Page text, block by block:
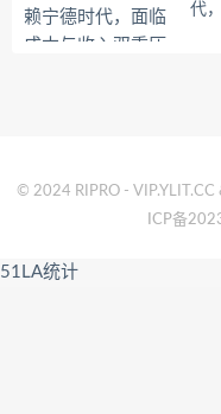
代
© 2024 RIPRO -
ICP备
51LA统计